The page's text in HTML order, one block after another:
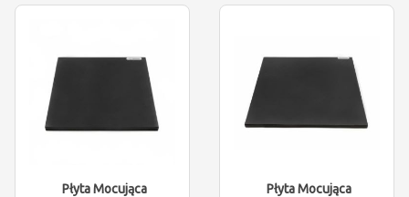
Płyta Mocująca
Płyta Mocująca